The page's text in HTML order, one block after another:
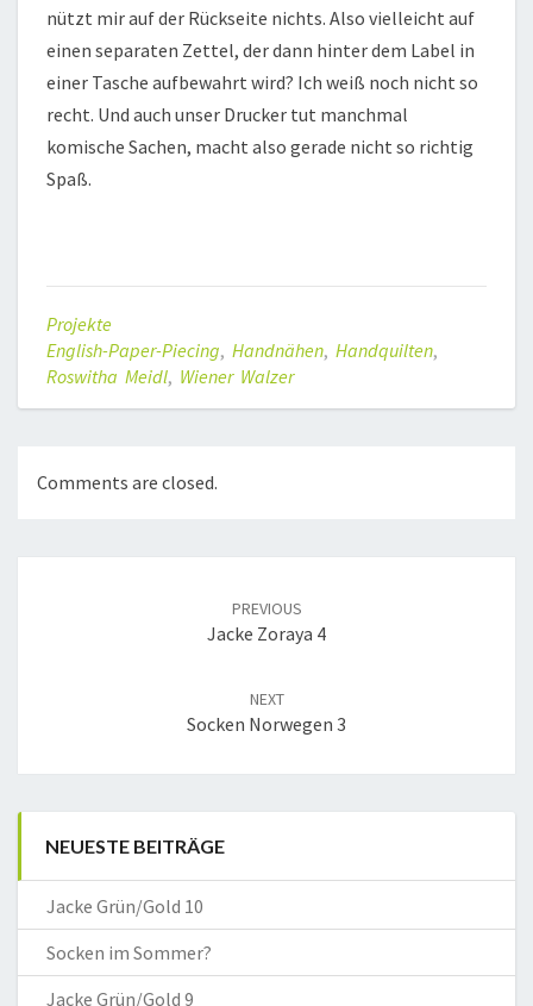
nützt mir auf der Rückseite nichts. Also vielleicht auf
einen separaten Zettel, der dann hinter dem Label in
einer Tasche aufbewahrt wird? Ich weiß noch nicht so
recht. Und auch unser Drucker tut manchmal
komische Sachen, macht also gerade nicht so richtig
Spaß.
Projekte
English-Paper-Piecing, Handnähen, Handquilten,
Roswitha Meidl, Wiener Walzer
Comments are closed.
PREVIOUS
Jacke Zoraya 4
NEXT
Socken Norwegen 3
NEUESTE BEITRÄGE
Jacke Grün/Gold 10
Socken im Sommer?
Jacke Grün/Gold 9